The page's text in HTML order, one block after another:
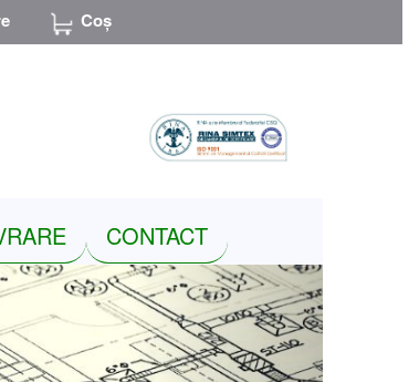
Coș
RON
CONTACT
Next